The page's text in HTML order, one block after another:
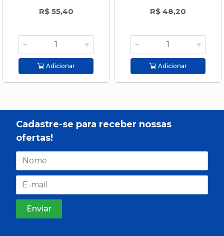
R$ 55,40
Adicionar
R$ 48,20
Adicionar
Cadastre-se para receber nossas
ofertas!